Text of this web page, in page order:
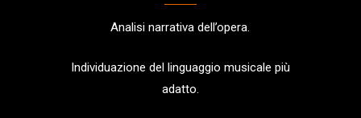
Analisi narrativa dell’opera.
Individuazione del linguaggio musicale più
adatto.